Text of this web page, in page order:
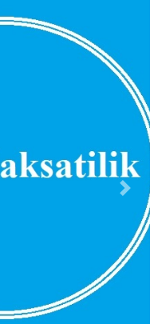
Next